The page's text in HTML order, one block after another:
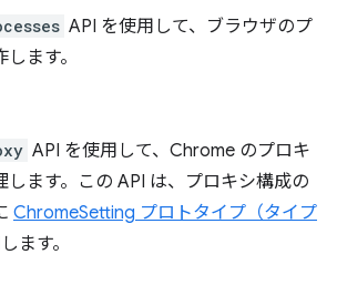
API を使用して、ブラウザのプ
ます。
API を使用して、Chrome のプロキ
します。この API は、プロキシ構成の
ChromeSetting プロトタイプ（タイプ
ます。